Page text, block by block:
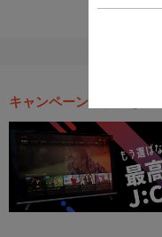
キャンペーン・お得な情報